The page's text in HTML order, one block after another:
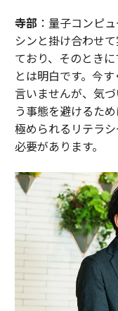
寺部 ：量子コンピ
シンと掛け合わせ
ており、そのとき
とは明白です。今
言いませんが、気
う事態を避けるた
極められるリテラ
必要があります。